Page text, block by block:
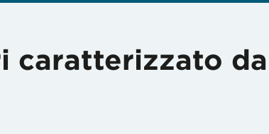
caratterizzato da